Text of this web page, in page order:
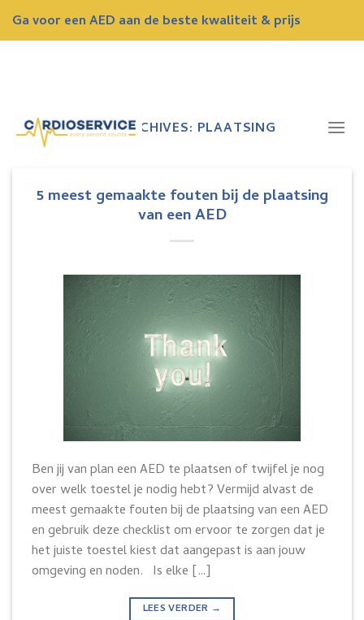
Ga voor een AED aan de beste kwaliteit & prijs
TAG ARCHIVES: PLAATSING
5 meest gemaakte fouten bij de plaatsing
van een AED
Ben jij van plan een AED te plaatsen of twijfel je nog
over welk toestel je nodig hebt? Vermijd alvast de
meest gemaakte fouten bij de plaatsing van een AED
en gebruik deze checklist om ervoor te zorgen dat je
het juiste toestel kiest dat aangepast is aan jouw
omgeving en noden. Is elke […]
LEES VERDER →